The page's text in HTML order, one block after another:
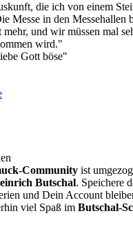
die ich von einem
Messe in den Messehallen
und wir müssen mal
wird."
Gott böse"
Community ist
Butschal. Speichere
und Dein Account
viel Spaß im Butschal-